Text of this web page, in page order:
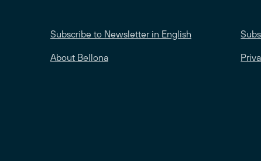
Subscribe to Newsletter in English
About Bellona